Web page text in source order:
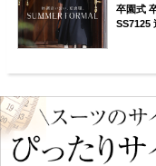
卒園式
SS7125